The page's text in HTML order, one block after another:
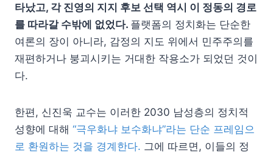
타났고, 각 진영의 지지 후보 선택 역시 이 정동의 경로
를 따라갈 수밖에 없었다. 플랫폼의 정치화는 단순한
여론의 장이 아니라, 감정의 지도 위에서 민주주의를
재편하거나 붕괴시키는 거대한 작용소가 되었던 것이
다.
한편, 신진욱 교수는 이러한 2030 남성층의 정치적
성향에 대해 “극우화냐 보수화냐”라는 단순 프레임으
로 환원하는 것을 경계한다. 그에 따르면, 이들의 정